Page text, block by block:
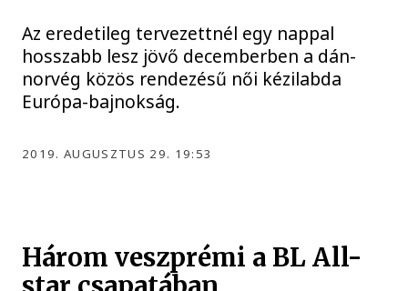
Az eredetileg tervezettnél egy nappal
hosszabb lesz jövő decemberben a dán-
norvég közös rendezésű női kézilabda
Európa-bajnokság.
2019. AUGUSZTUS 29. 19:53
Három veszprémi a BL All-